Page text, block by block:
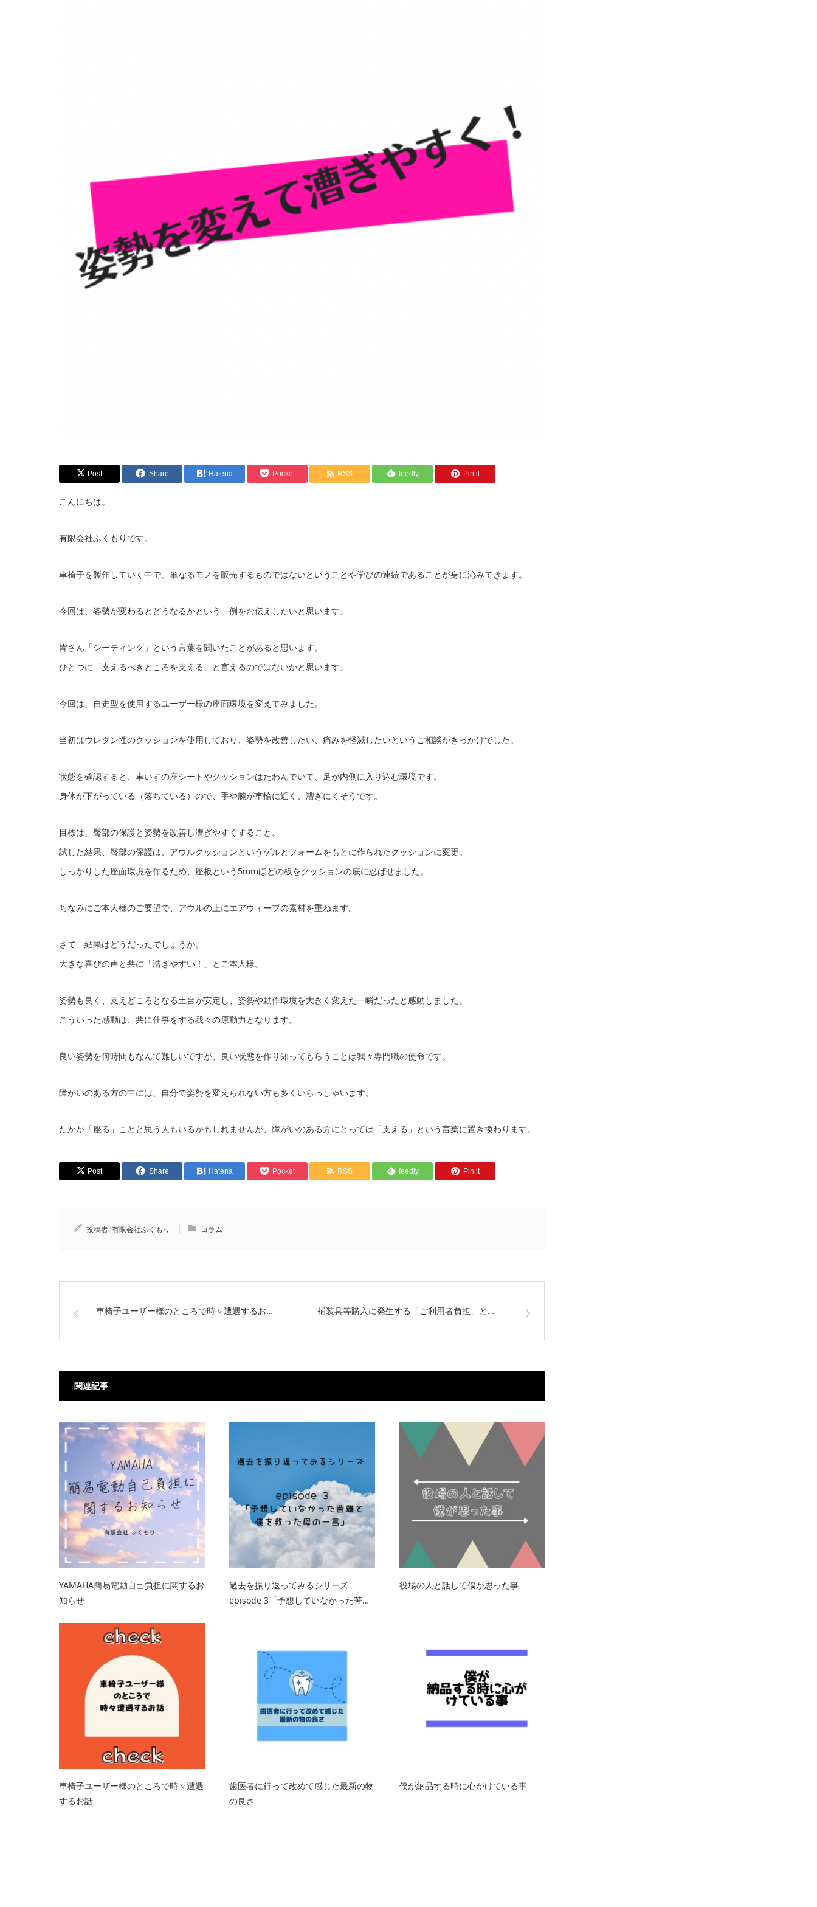
Post Share Hatena Pocket RSS feedly Pin it
こんにちは。
有限会社ふくもりです。
車椅子を製作していく中で、単なるモノを販売するものではないということや学びの連続であることが身に沁みてきます。
今回は、姿勢が変わるとどうなるかという一例をお伝えしたいと思います。
皆さん「シーティング」という言葉を聞いたことがあると思います。
ひとつに「支えるべきところを支える」と言えるのではないかと思います。
今回は、自走型を使用するユーザー様の座面環境を変えてみました。
当初はウレタン性のクッションを使用しており、姿勢を改善したい、痛みを軽減したいというご相談がきっかけでした。
状態を確認すると、車いすの座シートやクッションはたわんでいて、足が内側に入り込む環境です。
身体が下がっている（落ちている）ので、手や腕が車輪に近く、漕ぎにくそうです。
目標は、臀部の保護と姿勢を改善し漕ぎやすくすること。
試した結果、臀部の保護は、アウルクッションというゲルとフォームをもとに作られたクッションに変更。
しっかりした座面環境を作るため、座板という5mmほどの板をクッションの底に忍ばせました。
ちなみにご本人様のご要望で、アウルの上にエアウィーブの素材を重ねます。
さて、結果はどうだったでしょうか。
大きな喜びの声と共に「漕ぎやすい！」とご本人様。
姿勢も良く、支えどころとなる土台が安定し、姿勢や動作環境を大きく変えた一瞬だったと感動しました。
こういった感動は、共に仕事をする我々の原動力となります。
良い姿勢を何時間もなんて難しいですが、良い状態を作り知ってもらうことは我々専門職の使命です。
障がいのある方の中には、自分で姿勢を変えられない方も多くいらっしゃいます。
たかが「座る」ことと思う人もいるかもしれませんが、障がいのある方にとっては「支える」という言葉に置き換わります。
Post Share Hatena Pocket RSS feedly Pin it
投稿者:有限会社ふくもり コラム
車椅子ユーザー様のところで時々遭遇するお… 補装具等購入に発生する「ご利用者負担」と…
関連記事
YAMAHA簡易電動自己負担に関するお
知らせ
過去を振り返ってみるシリーズ
episode 3「予想していなかった苦…
役場の人と話して僕が思った事
車椅子ユーザー様のところで時々遭遇
するお話
歯医者に行って改めて感じた最新の物
の良さ
僕が納品する時に心がけている事